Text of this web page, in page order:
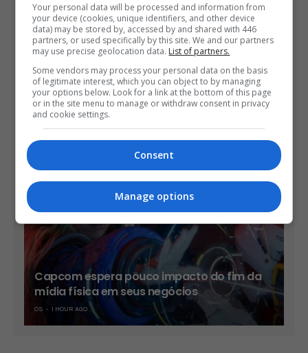
Apresentação de Grand Theft Auto VI é
marcada para o final do mês, com exibição
na Netflix e YouTube
Capcom espera pouco impacto do fim da
mídia física em seus negócios
OS 1 HOUR AGO
Your personal data will be processed and information from
your device (cookies, unique identifiers, and other device
data) may be stored by, accessed by and shared with 446
partners, or used specifically by this site. We and our partners
may use precise geolocation data. List of partners.
Some vendors may process your personal data on the basis
of legitimate interest, which you can object to by managing
your options below. Look for a link at the bottom of this page
or in the site menu to manage or withdraw consent in privacy
and cookie settings.
Consent
Manage options